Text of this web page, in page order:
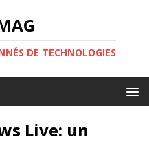
DE TECHNOLOGIES
Live: un